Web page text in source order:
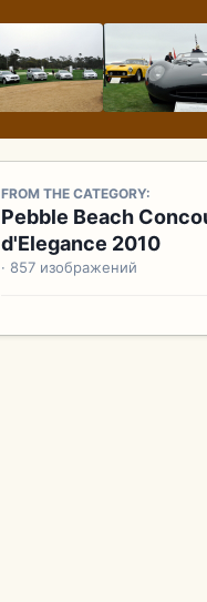
FROM THE CATEGORY:
Pebble Beach
d'Elegance 2010
· 857 изображений